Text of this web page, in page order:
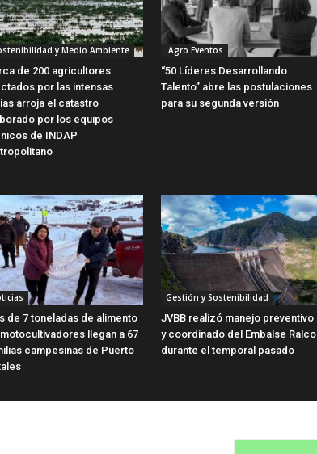
y Medio Ambiente
de 200 agricultores
por las intensas
arroja el catastro
por los equipos
de INDAP
Agro Eventos
“50 Líderes Desarrollando
Talento” abre las postulaciones
para su segunda versión
de 7 toneladas de alimento
llegan a 67
campesinas de Puerto
Gestión y Sostenibilidad
JVBB realizó manejo preventivo
y coordinado del Embalse Ralco
durante el temporal pasado